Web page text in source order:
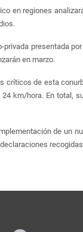
en regiones
presentada
en marzo.
críticos de esta
km/hora. En total,
de un